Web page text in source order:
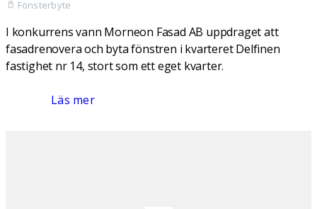
Fönsterbyte
I konkurrens vann Morneon Fasad AB uppdraget att
fasadrenovera och byta fönstren i kvarteret Delfinen
fastighet nr 14, stort som ett eget kvarter.
Läs mer